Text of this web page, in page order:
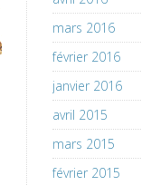
mars 2016
février 2016
janvier 2016
avril 2015
mars 2015
février 2015